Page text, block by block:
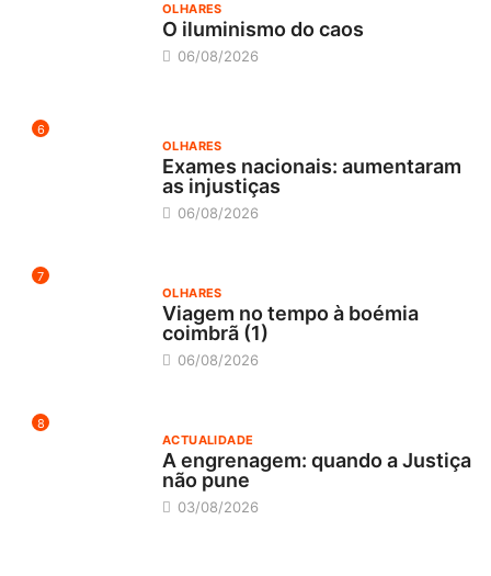
OLHARES
O iluminismo do caos
06/08/2026
6
OLHARES
Exames nacionais: aumentaram
as injustiças
06/08/2026
7
OLHARES
Viagem no tempo à boémia
coimbrã (1)
06/08/2026
8
ACTUALIDADE
A engrenagem: quando a Justiça
não pune
03/08/2026